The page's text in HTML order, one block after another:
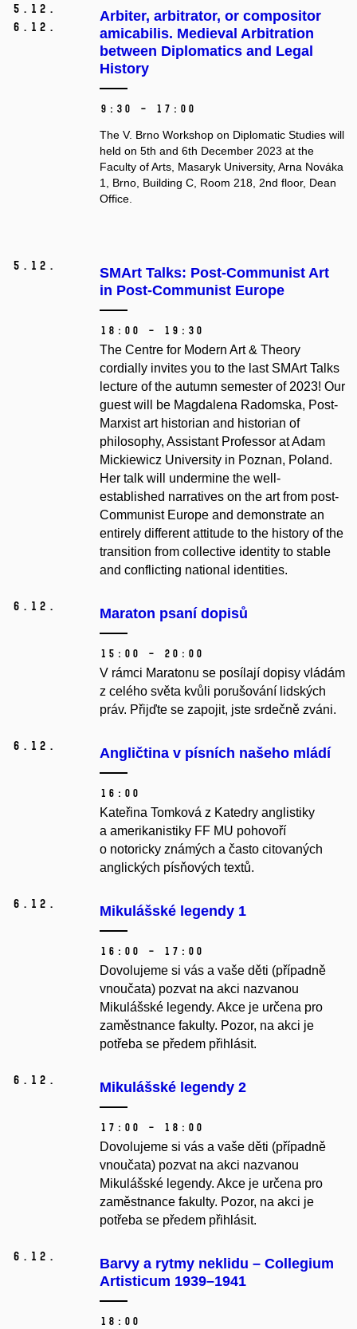
5. 12.
6. 12.
Arbiter, arbitrator, or compositor
amicabilis. Medieval Arbitration
between Diplomatics and Legal
History
9:30 – 17:00
The V. Brno Workshop on Diplomatic Studies will
held on 5th and 6th December 2023 at the
Faculty of Arts, Masaryk University, Arna Nováka
1, Brno, Building C, Room 218, 2nd floor, Dean
Office.
5. 12.
SMArt Talks: Post-Communist Art
in Post-Communist Europe
18:00 – 19:30
The Centre for Modern Art & Theory
cordially invites you to the last SMArt Talks
lecture of the autumn semester of 2023! Our
guest will be Magdalena Radomska, Post-
Marxist art historian and historian of
philosophy, Assistant Professor at Adam
Mickiewicz University in Poznan, Poland.
Her talk will undermine the well-
established narratives on the art from post-
Communist Europe and demonstrate an
entirely different attitude to the history of the
transition from collective identity to stable
and conflicting national identities.
6. 12. Maraton psaní dopisů
15:00 – 20:00
V rámci Maratonu se posílají dopisy vládám
z celého světa kvůli porušování lidských
práv. Přijďte se zapojit, jste srdečně zváni.
6. 12. Angličtina v písních našeho mládí
16:00
Kateřina Tomková z Katedry anglistiky
a amerikanistiky FF MU pohovoří
o notoricky známých a často citovaných
anglických písňových textů.
6. 12. Mikulášské legendy 1
16:00 – 17:00
Dovolujeme si vás a vaše děti (případně
vnoučata) pozvat na akci nazvanou
Mikulášské legendy. Akce je určena pro
zaměstnance fakulty. Pozor, na akci je
potřeba se předem přihlásit.
6. 12. Mikulášské legendy 2
17:00 – 18:00
Dovolujeme si vás a vaše děti (případně
vnoučata) pozvat na akci nazvanou
Mikulášské legendy. Akce je určena pro
zaměstnance fakulty. Pozor, na akci je
potřeba se předem přihlásit.
6. 12.
Barvy a rytmy neklidu – Collegium
Artisticum 1939–1941
18:00